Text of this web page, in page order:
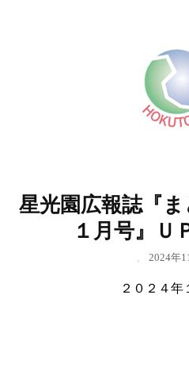
星光園広報誌『
１月号』Ｕ
2024年
２０２４年